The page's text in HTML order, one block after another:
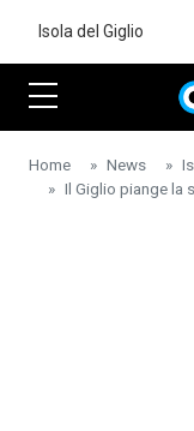
Isola del Giglio
Home News
Il Giglio piange la